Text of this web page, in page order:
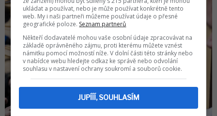
ukládat a používat, nebo je může používat konkrétně tento
web. My i naši partneři můžeme používat údaje o přesné
geografické poloze. Seznam partnerů
Někteří dodavatelé mohou vaše osobní údaje zpracovávat na
základě oprávněného zájmu, proti kterému můžete vznést
námitku pomocí možností níže. V dolní části této stránky nebo
v nabídce webu hledejte odkaz ke správě nebo odvolání
souhlasu v nastavení ochrany soukromí a souborů cookie.
JUPÍÍÍ, SOUHLASÍM